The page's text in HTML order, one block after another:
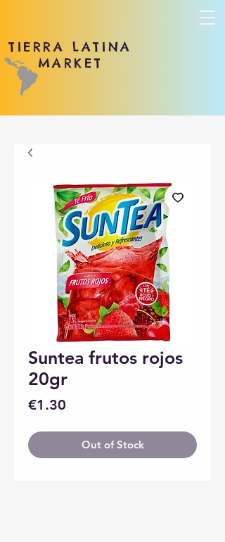
TIERRA LATINA
MARKET
Suntea frutos rojos
20gr
€1.30
Out of Stock